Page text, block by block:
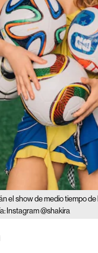
el show de medio tiempo de
Instagram @shakira